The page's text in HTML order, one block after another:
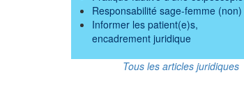
Responsabilité sage-femme (non)
Informer les patient(e)s,
encadrement juridique
Tous les articles juridiques